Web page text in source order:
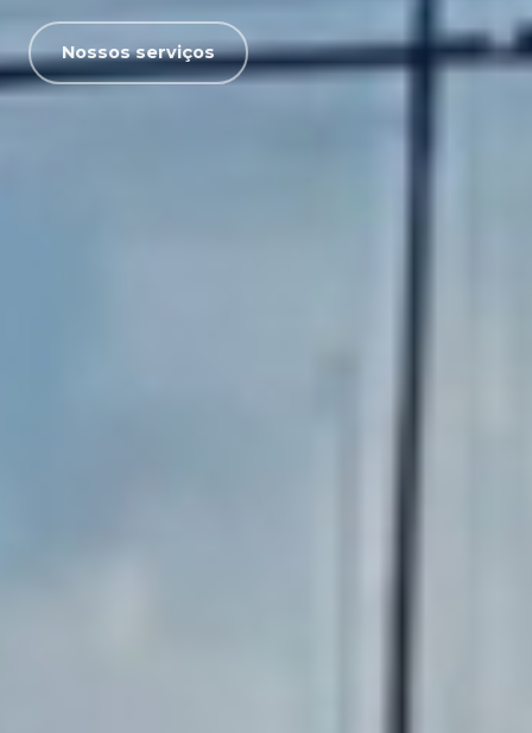
Nossos serviços